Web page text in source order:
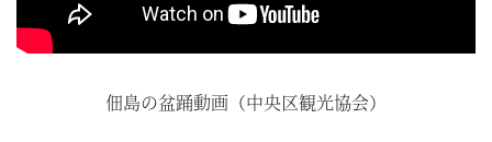
佃島の盆踊動画（中央区観光協会）